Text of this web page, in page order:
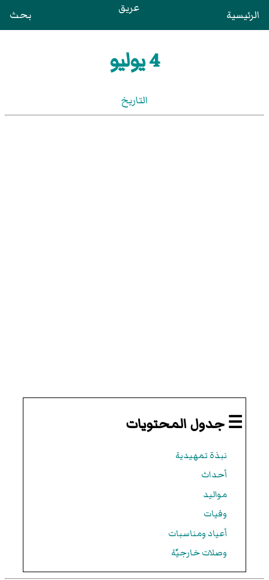
الرئيسية عريق بحث
4 يوليو
التاريخ
☰ جدول المحتويات
نبذة تمهيدية
أحداث
مواليد
وفيات
أعياد ومناسبات
وصلات خارجيَّة